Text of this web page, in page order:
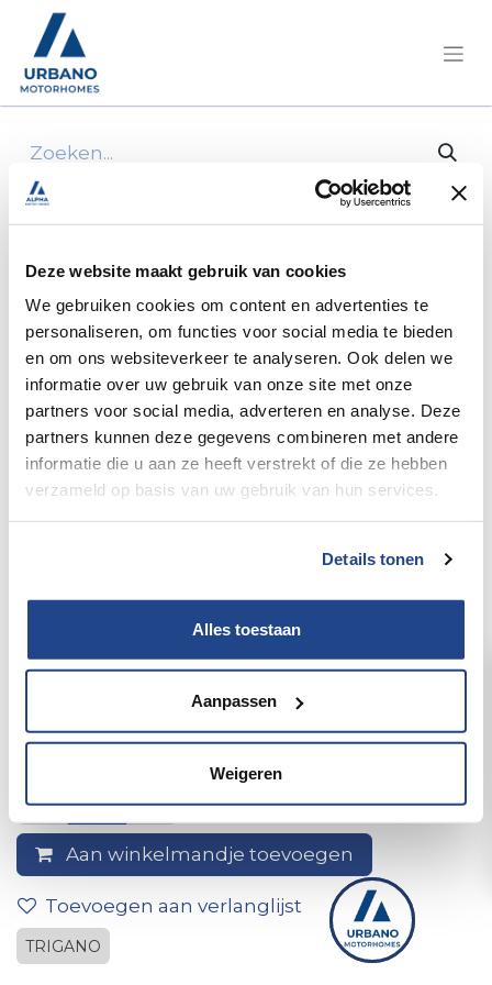
Deze website maakt gebruik van cookies
We gebruiken cookies om content en advertenties te
personaliseren, om functies voor social media te bieden
en om ons websiteverkeer te analyseren. Ook delen we
informatie over uw gebruik van onze site met onze
partners voor social media, adverteren en analyse. Deze
partners kunnen deze gegevens combineren met andere
informatie die u aan ze heeft verstrekt of die ze hebben
verzameld op basis van uw gebruik van hun services.
Details tonen
Alles toestaan
Aanpassen
Weigeren
Alle producten 50 * Schroefdop Grijs Met Clips
50 * Schroefdop Grijs Met
Clips
Aan winkelmandje toevoegen
Toevoegen aan verlanglijst
TRIGANO